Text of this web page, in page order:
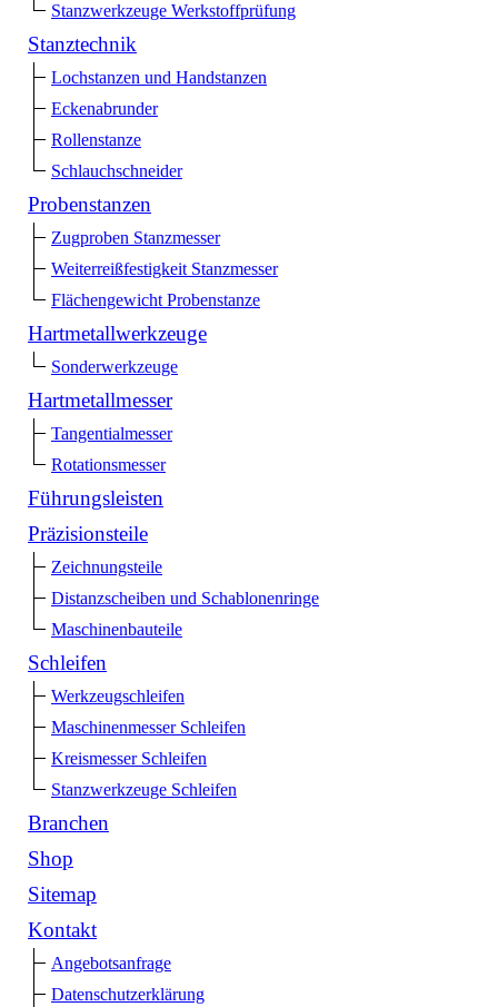
Stanzwerkzeuge Werkstoffprüfung
Stanztechnik
Lochstanzen und Handstanzen
Eckenabrunder
Rollenstanze
Schlauchschneider
Probenstanzen
Zugproben Stanzmesser
Weiterreißfestigkeit Stanzmesser
Flächengewicht Probenstanze
Hartmetallwerkzeuge
Sonderwerkzeuge
Hartmetallmesser
Tangentialmesser
Rotationsmesser
Führungsleisten
Präzisionsteile
Zeichnungsteile
Distanzscheiben und Schablonenringe
Maschinenbauteile
Schleifen
Werkzeugschleifen
Maschinenmesser Schleifen
Kreismesser Schleifen
Stanzwerkzeuge Schleifen
Branchen
Shop
Sitemap
Kontakt
Angebotsanfrage
Datenschutzerklärung